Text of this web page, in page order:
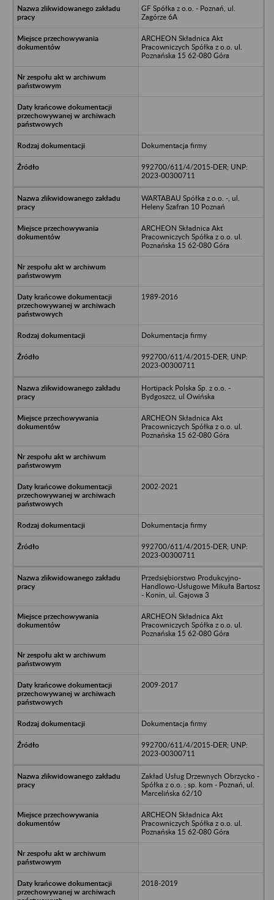
GF Spółka z o.o. - Poznań, ul.
Zagórze 6A
ARCHEON Składnica Akt
Pracowniczych Spółka z o.o. ul.
Poznańska 15 62-080 Góra
Dokumentacja firmy
992700/611/4/2015-DER; UNP:
2023-00300711
WARTABAU Spółka z o.o. -, ul.
Heleny Szafran 10 Poznań
ARCHEON Składnica Akt
Pracowniczych Spółka z o.o. ul.
Poznańska 15 62-080 Góra
1989-2016
Dokumentacja firmy
992700/611/4/2015-DER; UNP:
2023-00300711
Hortipack Polska Sp. z o.o. -
Bydgoszcz, ul Owińska
ARCHEON Składnica Akt
Pracowniczych Spółka z o.o. ul.
Poznańska 15 62-080 Góra
2002-2021
Dokumentacja firmy
992700/611/4/2015-DER; UNP:
2023-00300711
Przedsiębiorstwo Produkcyjno-
Handlowo-Usługowe Mikuła Bartosz
- Konin, ul. Gajowa 3
ARCHEON Składnica Akt
Pracowniczych Spółka z o.o. ul.
Poznańska 15 62-080 Góra
2009-2017
Dokumentacja firmy
992700/611/4/2015-DER; UNP:
2023-00300711
Zakład Usług Drzewnych Obrzycko -
Spółka z o.o. ; sp. kom - Poznań, ul.
Marcelińska 62/10
ARCHEON Składnica Akt
Pracowniczych Spółka z o.o. ul.
Poznańska 15 62-080 Góra
2018-2019